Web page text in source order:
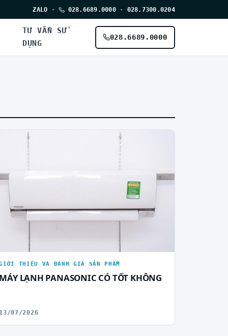
ZALO · 028.6689.0000 · 028.7300.0204
TƯ VẤN SỬ
DỤNG
028.6689.0000
THIỆU VÀ ĐÁNH GIÁ SẢN PHẨM
MÁY LẠNH PANASONIC CÓ TỐT KHÔNG
13/07/2026